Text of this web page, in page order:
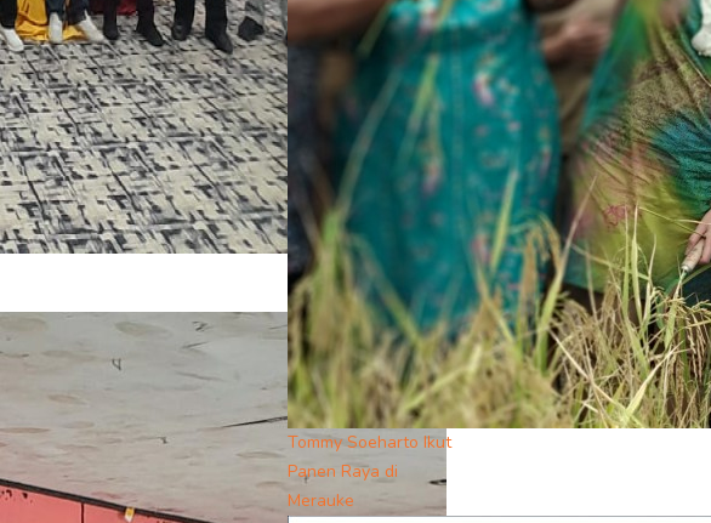
Tommy Soeharto Ikut
Panen Raya di
Merauke